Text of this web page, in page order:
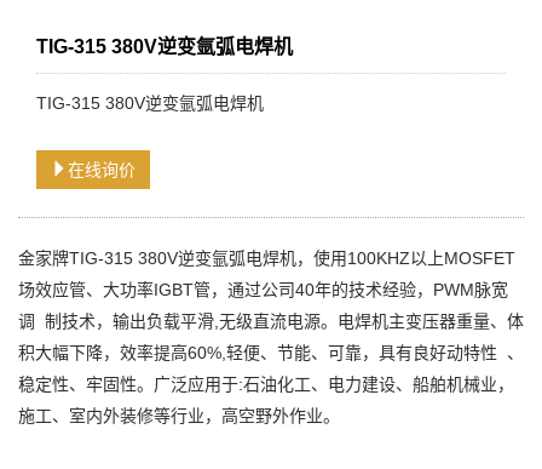
TIG-315 380V逆变氩弧电焊机
TIG-315 380V逆变氩弧电焊机
在线询价
金家牌TIG-315 380V逆变氩弧电焊机，使用100KHZ以上MOSFET
场效应管、大功率IGBT管，通过公司40年的技术经验，PWM脉宽
调 制技术，输出负载平滑,无级直流电源。电焊机主变压器重量、体
积大幅下降，效率提高60%,轻便、节能、可靠，具有良好动特性 、
稳定性、牢固性。广泛应用于:石油化工、电力建设、船舶机械业，
施工、室内外装修等行业，高空野外作业。